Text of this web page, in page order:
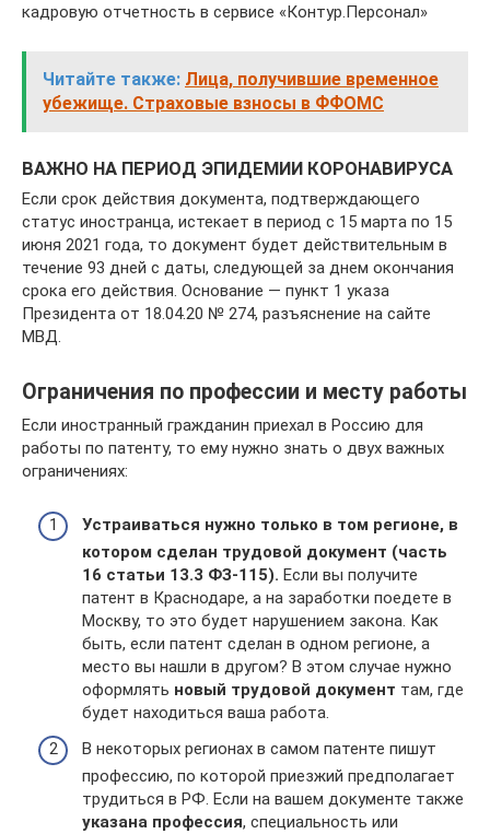
кадровую отчетность в сервисе «Контур.Персонал»
Читайте также: Лица, получившие временное
убежище. Страховые взносы в ФФОМС
ВАЖНО НА ПЕРИОД ЭПИДЕМИИ КОРОНАВИРУСА
Если срок действия документа, подтверждающего
статус иностранца, истекает в период с 15 марта по 15
июня 2021 года, то документ будет действительным в
течение 93 дней с даты, следующей за днем окончания
срока его действия. Основание — пункт 1 указа
Президента от 18.04.20 № 274, разъяснение на сайте
МВД.
Ограничения по профессии и месту работы
Если иностранный гражданин приехал в Россию для
работы по патенту, то ему нужно знать о двух важных
ограничениях:
Устраиваться нужно только в том регионе, в
котором сделан трудовой документ (часть
16 статьи 13.3 ФЗ-115). Если вы получите
патент в Краснодаре, а на заработки поедете в
Москву, то это будет нарушением закона. Как
быть, если патент сделан в одном регионе, а
место вы нашли в другом? В этом случае нужно
оформлять новый трудовой документ там, где
будет находиться ваша работа.
В некоторых регионах в самом патенте пишут
профессию, по которой приезжий предполагает
трудиться в РФ. Если на вашем документе также
указана профессия, специальность или